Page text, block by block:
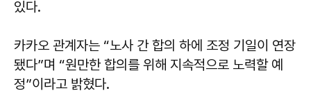
있다.
카카오 관계자는 “노사 간 합의 하에 조정 기일이 연장
됐다”며 “원만한 합의를 위해 지속적으로 노력할 예
정”이라고 밝혔다.